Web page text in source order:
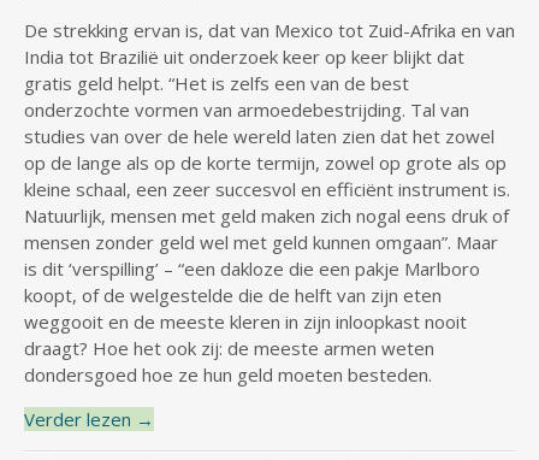
De strekking ervan is, dat van Mexico tot Zuid-Afrika en van
India tot Brazilië uit onderzoek keer op keer blijkt dat
gratis geld helpt. “Het is zelfs een van de best
onderzochte vormen van armoedebestrijding. Tal van
studies van over de hele wereld laten zien dat het zowel
op de lange als op de korte termijn, zowel op grote als op
kleine schaal, een zeer succesvol en efficiënt instrument is.
Natuurlijk, mensen met geld maken zich nogal eens druk of
mensen zonder geld wel met geld kunnen omgaan”. Maar
is dit ‘verspilling’ – “een dakloze die een pakje Marlboro
koopt, of de welgestelde die de helft van zijn eten
weggooit en de meeste kleren in zijn inloopkast nooit
draagt? Hoe het ook zij: de meeste armen weten
dondersgoed hoe ze hun geld moeten besteden.
Verder lezen →